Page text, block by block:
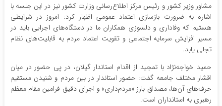
‌مشاور وزیر کشور و رئیس مرکز اطلاع‌رسانی وزارت کشور نیز در این جلسه با
اشاره به ضرورت بازسازی اعتماد عمومی اظهار کرد: امروز در شرایطی
هستیم که وفاداری و دلسوزی همکاران ما در دستگاه‌های اجرایی باید در
مسیر افزایش سرمایه اجتماعی و تقویت اعتماد مردم به قابلیت‌های نظام
تجلی یابد.
حمید خواجه‌نژاد با تمجید از اقدام استاندار گیلان، در پی حضور در میان
اقشار مختلف جامعه گفت: حضور استاندار در بین مردم و شنیدن مستقیم
حرف‌های آن‌ها، مصداق بارز «مردم‌داری» و اجرای دقیق فرامین مقام معظم
رهبری به استانداران است.